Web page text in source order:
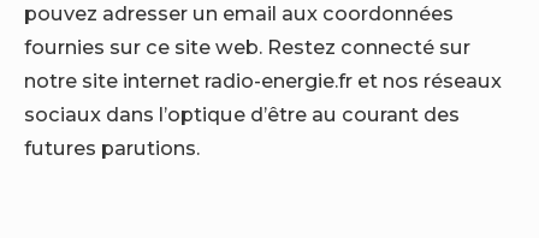
pouvez adresser un email aux coordonnées
fournies sur ce site web. Restez connecté sur
notre site internet radio-energie.fr et nos réseaux
sociaux dans l’optique d’être au courant des
futures parutions.